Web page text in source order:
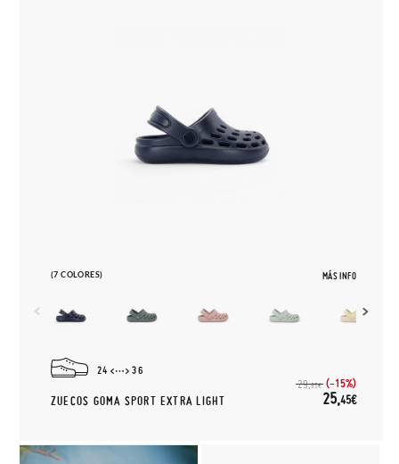
(7 COLORES) MÁS INFO
24 36
ZUECOS GOMA SPORT EXTRA LIGHT
29,95€ (-15%)
25,45€